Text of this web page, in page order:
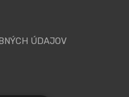
ÚDAJOV